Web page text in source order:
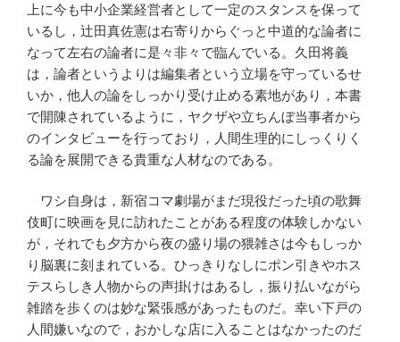
上に今も中小企業経営者として一定のスタンスを保って
いるし，辻田真佐憲は右寄りからぐっと中道的な論者に
なって左右の論者に是々非々で臨んでいる。久田将義
は，論者というよりは編集者という立場を守っているせ
いか，他人の論をしっかり受け止める素地があり，本書
で開陳されているように，ヤクザや立ちんぼ当事者から
のインタビューを行っており，人間生理的にしっくりく
る論を展開できる貴重な人材なのである。
ワシ自身は，新宿コマ劇場がまだ現役だった頃の歌舞
伎町に映画を見に訪れたことがある程度の体験しかない
が，それでも夕方から夜の盛り場の猥雑さは今もしっか
り脳裏に刻まれている。ひっきりなしにポン引きやホス
テスらしき人物からの声掛けはあるし，振り払いながら
雑踏を歩くのは妙な緊張感があったものだ。幸い下戸の
人間嫌いなので，おかしな店に入ることはなかったのだ